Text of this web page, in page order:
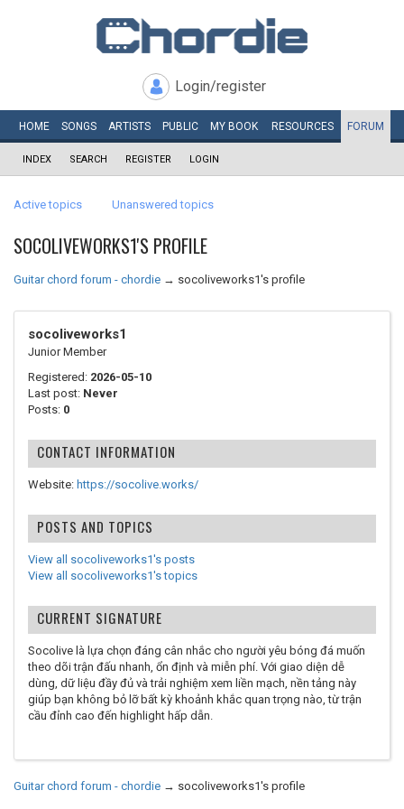
Login/register
HOME SONGS ARTISTS PUBLIC MY BOOK RESOURCES FORUM
INDEX SEARCH REGISTER LOGIN
Active topics Unanswered topics
SOCOLIVEWORKS1'S PROFILE
Guitar chord forum - chordie → socoliveworks1's profile
socoliveworks1
Junior Member
Registered: 2026-05-10
Last post: Never
Posts: 0
CONTACT INFORMATION
Website: https://socolive.works/
POSTS AND TOPICS
View all socoliveworks1's posts
View all socoliveworks1's topics
CURRENT SIGNATURE
Socolive là lựa chọn đáng cân nhắc cho người yêu bóng đá muốn
theo dõi trận đấu nhanh, ổn định và miễn phí. Với giao diện dễ
dùng, dữ liệu đầy đủ và trải nghiệm xem liền mạch, nền tảng này
giúp bạn không bỏ lỡ bất kỳ khoảnh khắc quan trọng nào, từ trận
cầu đỉnh cao đến highlight hấp dẫn.
Guitar chord forum - chordie → socoliveworks1's profile